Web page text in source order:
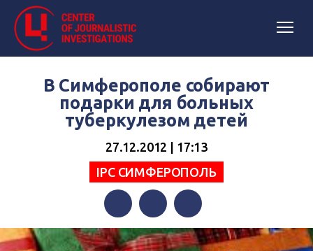
В Симферополе собирают
подарки для больных
туберкулезом детей
27.12.2012 | 17:13
IPC СИМФЕРОПОЛЬ
FacebookTwitterTelegram